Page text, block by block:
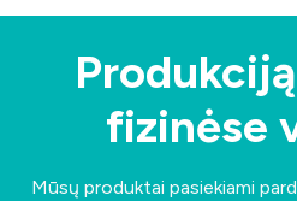
fizinėse
Mūsų produktai pasiekiami